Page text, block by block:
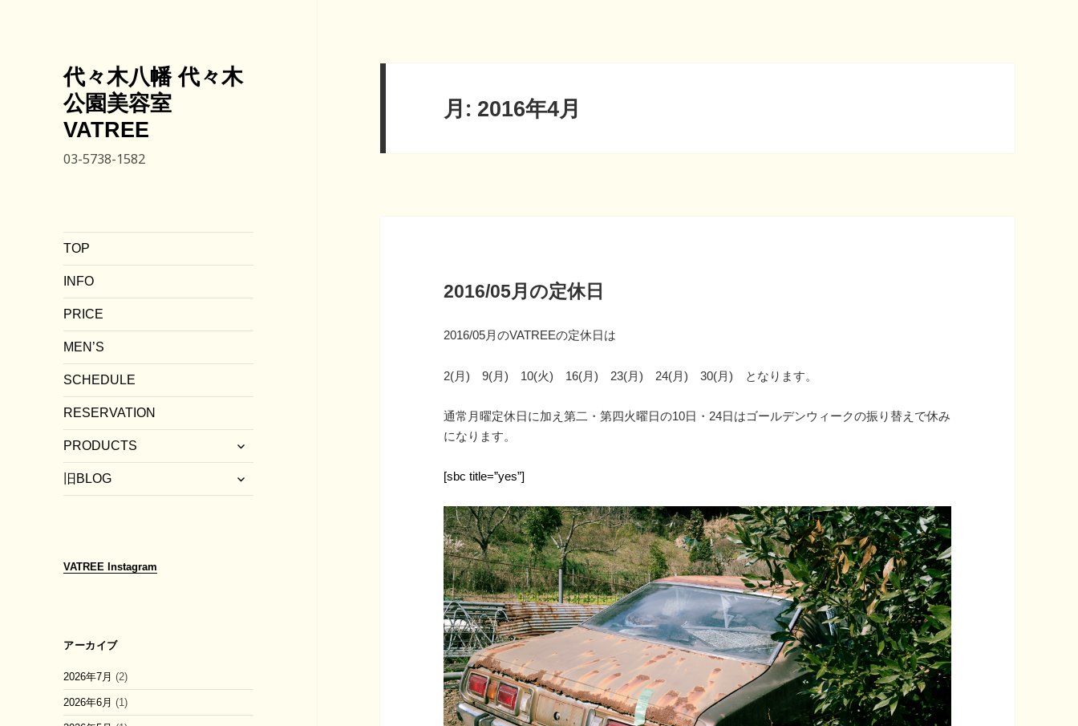
代々木八幡 代々木
公園美容室
VATREE
03-5738-1582
TOP
INFO
PRICE
MEN’S
SCHEDULE
RESERVATION
PRODUCTS
旧BLOG
VATREE Instagram
アーカイブ
2026年7月 (2)
2026年6月 (1)
月: 2016年4月
2016/05月の定休日
2016/05月のVATREEの定休日は
2(月) 9(月) 10(火) 16(月) 23(月) 24(月) 30(月) となります。
通常月曜定休日に加え第二・第四火曜日の10日・24日はゴールデンウィークの振り替えで休み
になります。
[sbc title=”yes”]